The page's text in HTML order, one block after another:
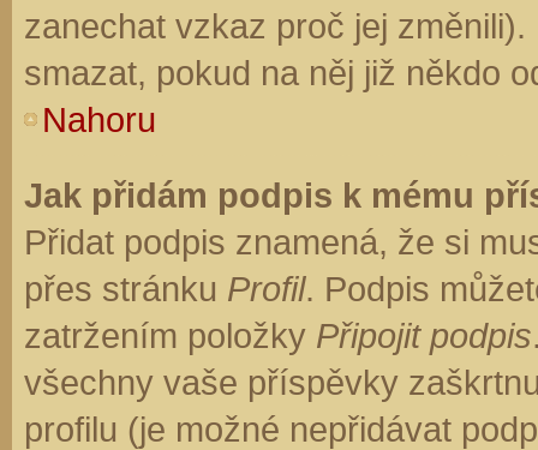
zanechat vzkaz proč jej
smazat, pokud na něj již někdo
Nahoru
Jak přidám podpis k mému
Přidat podpis znamená, že si
přes stránku Profil. Podpis
zatržením položky Připojit podpis
všechny vaše příspěvky
profilu (je možné nepřidávat